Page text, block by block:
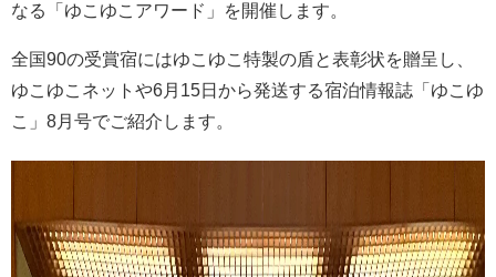
なる「ゆこゆこアワード」を開催します。
全国90の受賞宿にはゆこゆこ特製の盾と表彰状を贈呈し、
ゆこゆこネットや6月15日から発送する宿泊情報誌「ゆこゆ
こ」8月号でご紹介します。